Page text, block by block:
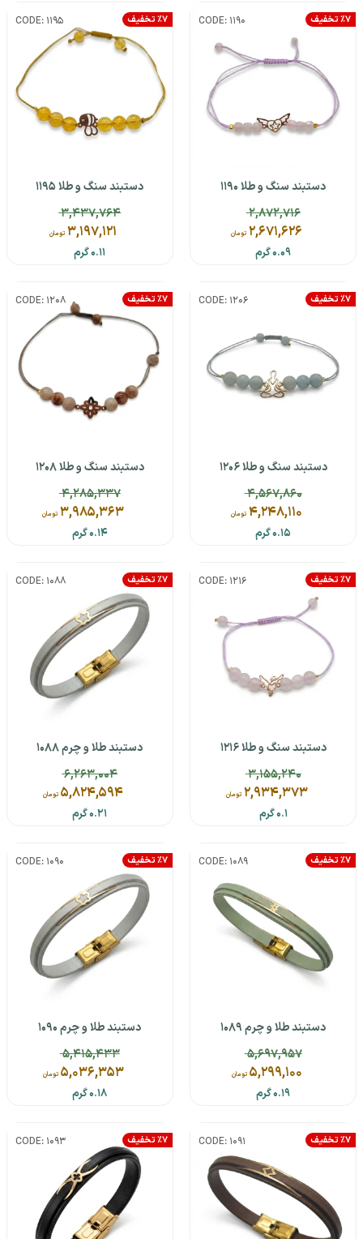
٪7 تخفیف CODE: 1190
دستبند سنگ و طلا 1190
2,872,716
2,671,626 تومان
0.09 گرم
٪7 تخفیف CODE: 1195
دستبند سنگ و طلا 1195
3,437,764
3,197,121 تومان
0.11 گرم
٪7 تخفیف CODE: 1206
دستبند سنگ و طلا 1206
4,567,860
4,248,110 تومان
0.15 گرم
٪7 تخفیف CODE: 1208
دستبند سنگ و طلا 1208
4,285,337
3,985,363 تومان
0.14 گرم
٪7 تخفیف CODE: 1216
دستبند سنگ و طلا 1216
3,155,240
2,934,373 تومان
0.1 گرم
٪7 تخفیف CODE: 1088
دستبند طلا و چرم 1088
6,263,004
5,824,594 تومان
0.21 گرم
٪7 تخفیف CODE: 1089
دستبند طلا و چرم 1089
5,697,957
5,299,100 تومان
0.19 گرم
٪7 تخفیف CODE: 1090
دستبند طلا و چرم 1090
5,415,433
5,036,353 تومان
0.18 گرم
٪7 تخفیف CODE: 1091 ٪7 تخفیف CODE: 1093